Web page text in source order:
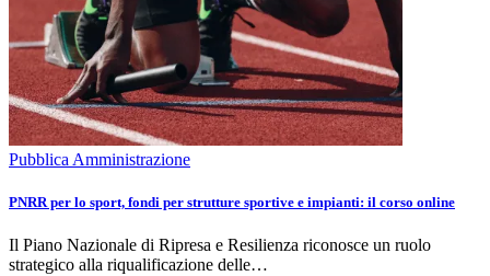
Pubblica Amministrazione
PNRR per lo sport, fondi per strutture sportive e impianti: il corso online
Il Piano Nazionale di Ripresa e Resilienza riconosce un ruolo
strategico alla riqualificazione delle…